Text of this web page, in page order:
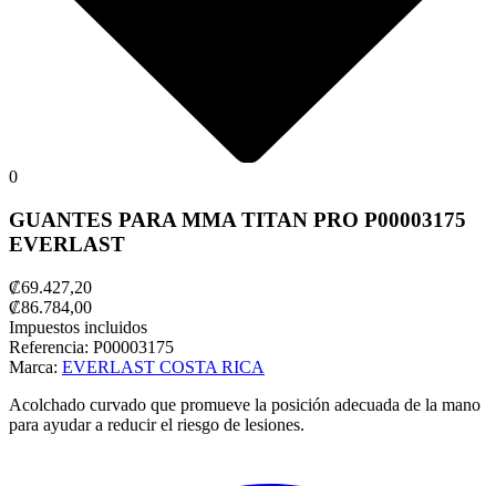
0
GUANTES PARA MMA TITAN PRO P00003175
EVERLAST
₡69.427,20
₡86.784,00
Impuestos incluidos
Referencia: P00003175
Marca: EVERLAST COSTA RICA
Acolchado curvado que promueve la posición adecuada de la mano
para ayudar a reducir el riesgo de lesiones.